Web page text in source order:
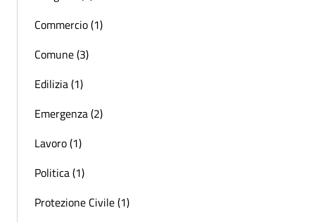
Commercio (1)
Comune (3)
Edilizia (1)
Emergenza (2)
Lavoro (1)
Politica (1)
Protezione Civile (1)